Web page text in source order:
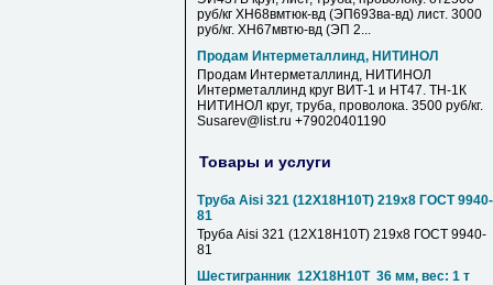
руб/кг ХН68вмтюк-вд (ЭП693ва-вд) лист. 3000
руб/кг. ХН67мвтю-вд (ЭП 2...
Продам Интерметаллинд, НИТИНОЛ
Продам Интерметаллинд, НИТИНОЛ
Интерметаллинд круг ВИТ-1 и НТ47. ТН-1К
НИТИНОЛ круг, труба, проволока. 3500 руб/кг.
Susarev@list.ru +79020401190
Товары и услуги
Труба Aisi 321 (12Х18Н10Т) 219х8 ГОСТ 9940-
81
Труба Aisi 321 (12Х18Н10Т) 219х8 ГОСТ 9940-
81
Шестигранник 12Х18Н10Т 36 мм, вес: 1 т